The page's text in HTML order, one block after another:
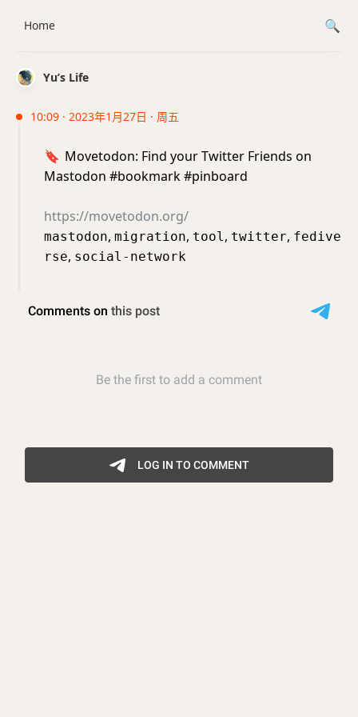
Yu’s Life
10:09 · 2023年1月27日 · 周五
🔖 Movetodon: Find your Twitter Friends on
Mastodon #bookmark #pinboard
https://movetodon.org/
mastodon, migration, tool, twitter, fedive
rse, social-network
Home